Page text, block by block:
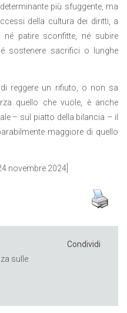
più sfuggente, ma
della cultura dei diritti, a
patire sconfitte, né subire
sostenere sacrifici o lunghe
reggere un rifiuto, o non sa
quello che vuole, è anche
– sul piatto della bilancia – il
maggiore di quello
novembre 2024]
sulle
Condividi